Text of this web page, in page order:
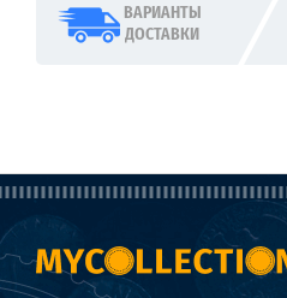
ВАРИАНТЫ
ДОСТАВКИ